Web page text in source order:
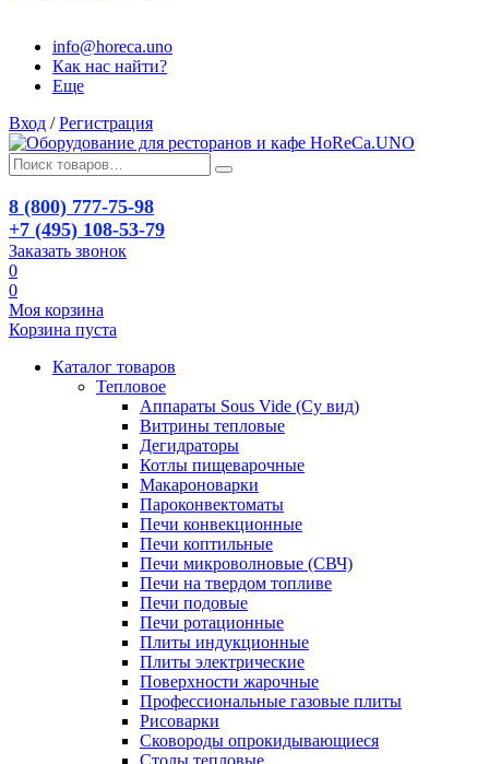
info@horeca.uno
Как нас найти?
Еще
Вход / Регистрация
8 (800) 777-75-98
+7 (495) 108-53-79
Заказать звонок
0
0
Моя корзина
Корзина пуста
Каталог товаров
Тепловое
Аппараты Sous Vide (Су вид)
Витрины тепловые
Дегидраторы
Котлы пищеварочные
Макароноварки
Пароконвектоматы
Печи конвекционные
Печи коптильные
Печи микроволновые (СВЧ)
Печи на твердом топливе
Печи подовые
Печи ротационные
Плиты индукционные
Плиты электрические
Поверхности жарочные
Профессиональные газовые плиты
Рисоварки
Сковороды опрокидывающиеся
Столы тепловые